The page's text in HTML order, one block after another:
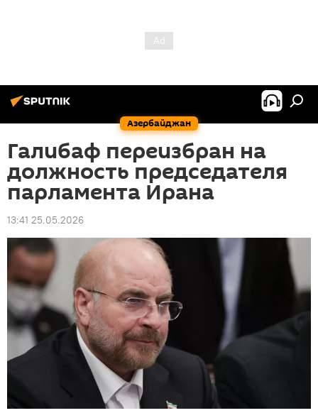
Азербайджан
Галибаф переизбран на
должность председателя
парламента Ирана
13:41 25.05.2026